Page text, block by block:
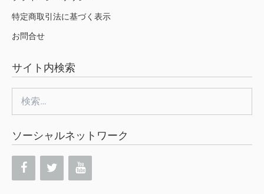
特定商取引法に基づく表示
お問合せ
サイト内検索
索:
ソーシャルネットワーク